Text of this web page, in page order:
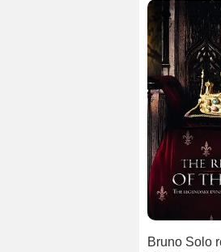
Bruno Solo